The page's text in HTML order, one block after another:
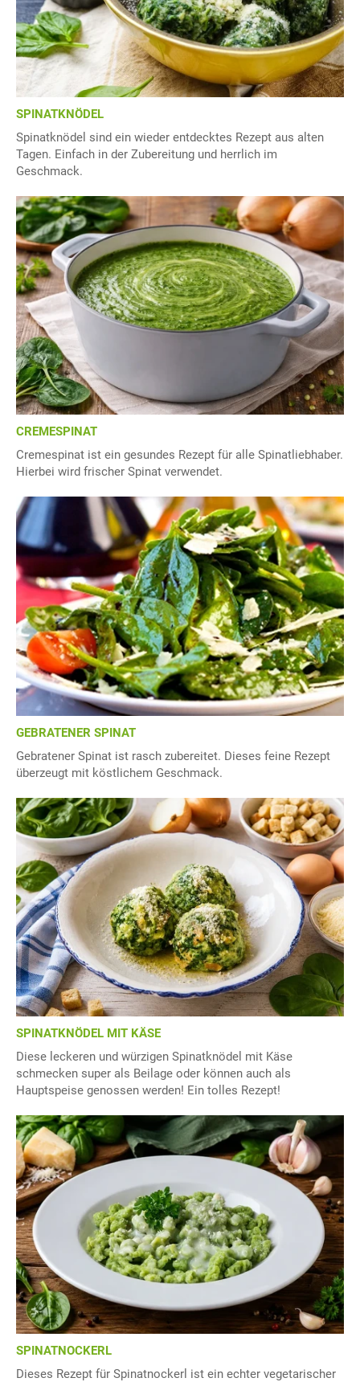
SPINATKNÖDEL
Spinatknödel sind ein wieder entdecktes Rezept aus alten
Tagen. Einfach in der Zubereitung und herrlich im
Geschmack.
CREMESPINAT
Cremespinat ist ein gesundes Rezept für alle Spinatliebhaber.
Hierbei wird frischer Spinat verwendet.
GEBRATENER SPINAT
Gebratener Spinat ist rasch zubereitet. Dieses feine Rezept
überzeugt mit köstlichem Geschmack.
SPINATKNÖDEL MIT KÄSE
Diese leckeren und würzigen Spinatknödel mit Käse
schmecken super als Beilage oder können auch als
Hauptspeise genossen werden! Ein tolles Rezept!
SPINATNOCKERL
Dieses Rezept für Spinatnockerl ist ein echter vegetarischer